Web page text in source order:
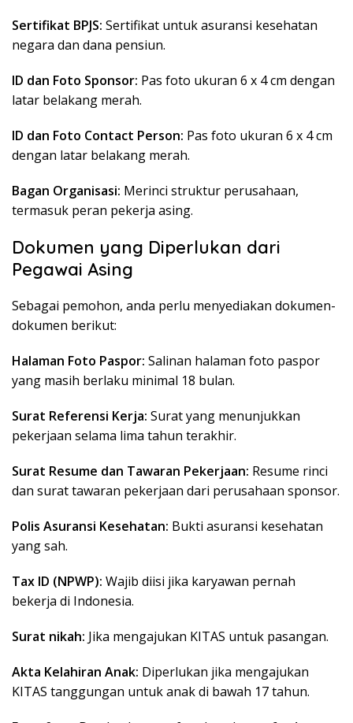
Sertifikat BPJS: Sertifikat untuk asuransi kesehatan
negara dan dana pensiun.
ID dan Foto Sponsor: Pas foto ukuran 6 x 4 cm dengan
latar belakang merah.
ID dan Foto Contact Person: Pas foto ukuran 6 x 4 cm
dengan latar belakang merah.
Bagan Organisasi: Merinci struktur perusahaan,
termasuk peran pekerja asing.
Dokumen yang Diperlukan dari
Pegawai Asing
Sebagai pemohon, anda perlu menyediakan dokumen-
dokumen berikut:
Halaman Foto Paspor: Salinan halaman foto paspor
yang masih berlaku minimal 18 bulan.
Surat Referensi Kerja: Surat yang menunjukkan
pekerjaan selama lima tahun terakhir.
Surat Resume dan Tawaran Pekerjaan: Resume rinci
dan surat tawaran pekerjaan dari perusahaan sponsor.
Polis Asuransi Kesehatan: Bukti asuransi kesehatan
yang sah.
Tax ID (NPWP): Wajib diisi jika karyawan pernah
bekerja di Indonesia.
Surat nikah: Jika mengajukan KITAS untuk pasangan.
Akta Kelahiran Anak: Diperlukan jika mengajukan
KITAS tanggungan untuk anak di bawah 17 tahun.